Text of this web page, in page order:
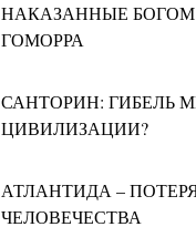
НАКАЗАННЫЕ
ГОМОРРА
САНТОРИН: ГИБЕЛЬ
ЦИВИЛИЗАЦИИ?
АТЛАНТИДА –
ЧЕЛОВЕЧЕСТВА